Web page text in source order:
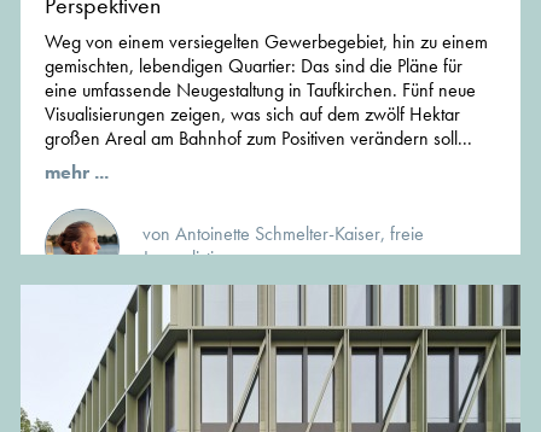
Weg von einem versiegelten Gewerbegebiet, hin zu einem
gemischten, lebendigen Quartier: Das sind die Pläne für
eine umfassende Neugestaltung in Taufkirchen. Fünf neue
Visualisierungen zeigen, was sich auf dem zwölf Hektar
großen Areal am Bahnhof zum Positiven verändern soll...
mehr ...
von Antoinette Schmelter-Kaiser, freie
Journalistin